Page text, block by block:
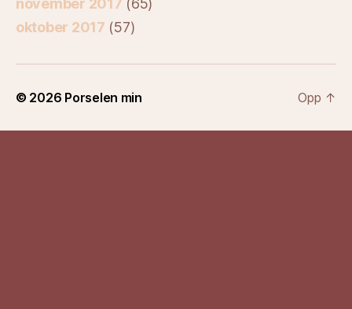
oktober 2017 (57)
© 2026 Porselen min Opp ↑